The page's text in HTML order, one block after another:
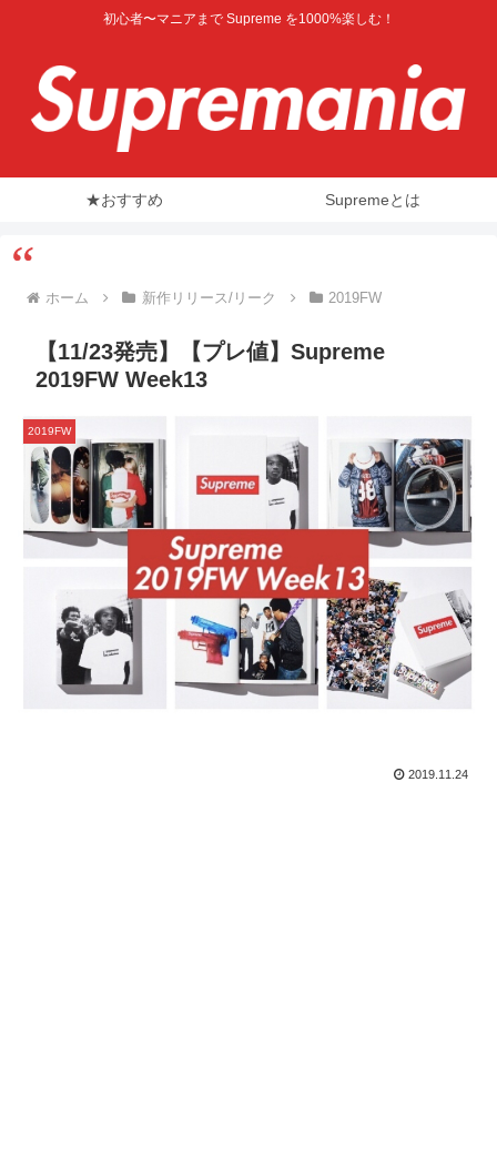
初心者〜マニアまで Supreme を1000%楽しむ！
★おすすめ Supremeとは
ホーム 新作リリース/リーク 2019FW
【11/23発売】【プレ値】Supreme
2019FW Week13
2019FW
2019.11.24